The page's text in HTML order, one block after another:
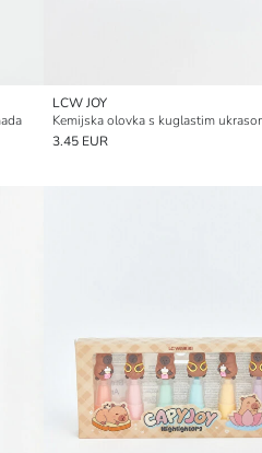
LCW JOY
Kemijska olovka s kuglastim
3.45 EUR